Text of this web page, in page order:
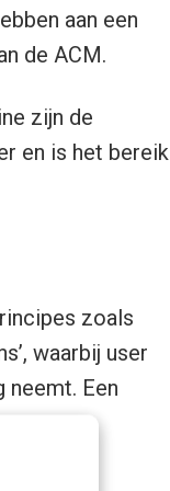
aan een
de ACM.
zijn de
en is het bereik
zoals
waarbij user
Een